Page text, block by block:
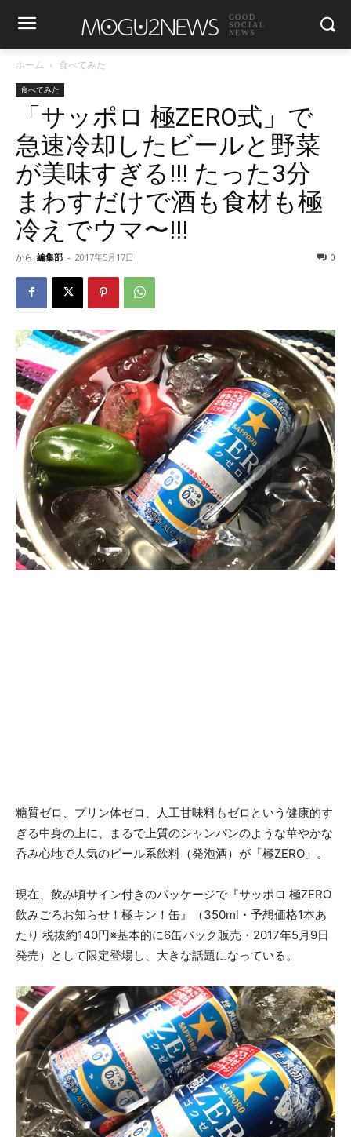
GOOD
SOCIAL
NEWS
ホーム 食べてみた
食べてみた
「サッポロ 極ZERO式」で
急速冷却したビールと野菜
が美味すぎる!!! たった3分
まわすだけで酒も食材も極
冷えでウマ〜!!!
から 編集部 - 2017年5月17日 0
糖質ゼロ、プリン体ゼロ、人工甘味料もゼロという健康的す
ぎる中身の上に、まるで上質のシャンパンのような華やかな
呑み心地で人気のビール系飲料（発泡酒）が「極ZERO」。
現在、飲み頃サイン付きのパッケージで『サッポロ 極ZERO
飲みごろお知らせ！極キン！缶』（350ml・予想価格1本あ
たり 税抜約140円※基本的に6缶パック販売・2017年5月9日
発売）として限定登場し、大きな話題になっている。